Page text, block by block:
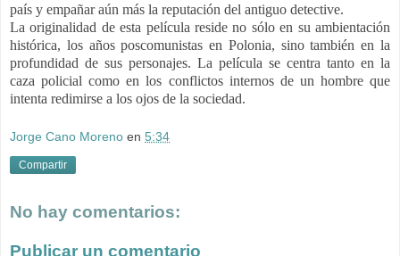
país y empañar aún más la reputación del antiguo detective.
La originalidad de esta película reside no sólo en su ambientación
histórica, los años poscomunistas en Polonia, sino también en la
profundidad de sus personajes. La película se centra tanto en la
caza policial como en los conflictos internos de un hombre que
intenta redimirse a los ojos de la sociedad.
Jorge Cano Moreno en 5:34
Compartir
No hay comentarios:
Publicar un comentario